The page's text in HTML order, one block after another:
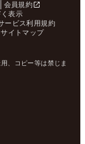
会員規約
表示
ービス利用規約
サイトマップ
、コピー等は禁じま